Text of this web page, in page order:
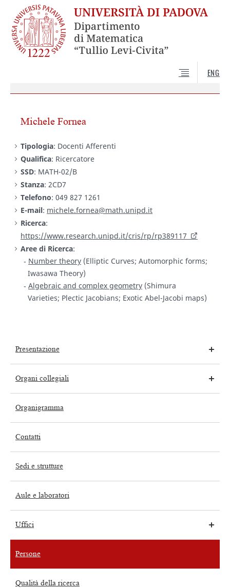
ENG
Presentazione
Organi collegiali
Organigramma
Contatti
Sedi e strutture
Aule e laboratori
Uffici
Persone
Qualità della ricerca
Michele Fornea
Tipologia: Docenti Afferenti
Qualifica: Ricercatore
SSD: MATH-02/B
Stanza: 2CD7
Telefono: 049 827 1261
E-mail: michele.fornea@math.unipd.it
Ricerca:
https://www.research.unipd.it/cris/rp/rp389117
Aree di Ricerca:
Number theory (Elliptic Curves; Automorphic forms;
Iwasawa Theory)
Algebraic and complex geometry (Shimura
Varieties; Plectic Jacobians; Exotic Abel-Jacobi maps)